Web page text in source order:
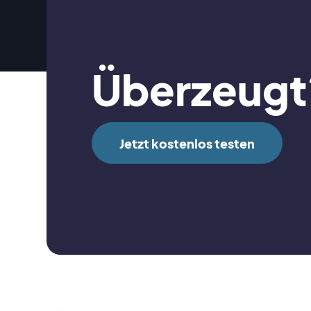
Jetzt kostenlos testen